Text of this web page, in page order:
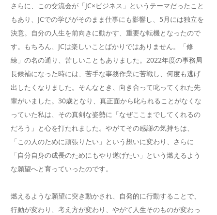
さらに、この交流会が「JC×ビジネス」というテーマだったこと
もあり、JCでの学びがそのまま仕事にも影響し、5月には独立を
決意。自分の人生を前向きに動かす、重要な転機となったので
す。もちろん、JCは楽しいことばかりではありません。「修
練」の名の通り、苦しいこともありました。2022年度の事務局
長候補になった時には、苦手な事務作業に苦戦し、何度も逃げ
出したくなりました。そんなとき、向き合って叱ってくれた先
輩がいました。30歳となり、真正面から叱られることがなくな
っていた私は、その真剣な姿勢に「なぜここまでしてくれるの
だろう」と心を打たれました。やがてその感謝の気持ちは、
「この人のために頑張りたい」という想いに変わり、さらに
「自分自身の成長のためにもやり遂げたい」という燃えるよう
な願望へと育っていったのです。
燃えるような願望に突き動かされ、自発的に行動することで、
行動が変わり、考え方が変わり、やがて人生そのものが変わっ